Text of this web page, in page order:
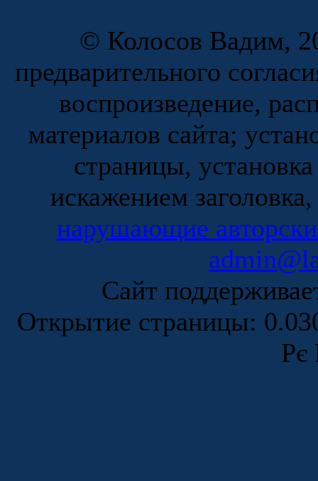
© Колосов Вадим,
предварительного
воспроизведение,
материалов сайта;
страницы,
искажением
нарушающие
Сайт
Открытие страницы:
Рє